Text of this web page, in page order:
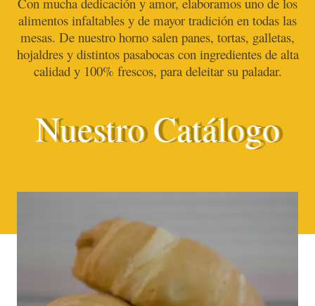
alimentos infaltables y de mayor tradición en todas las
mesas. De nuestro horno salen panes, tortas, galletas,
hojaldres y distintos pasabocas con ingredientes de alta
calidad y 100% frescos, para deleitar su paladar.
Nuestro Catálogo